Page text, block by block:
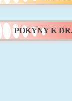
POKYNY K